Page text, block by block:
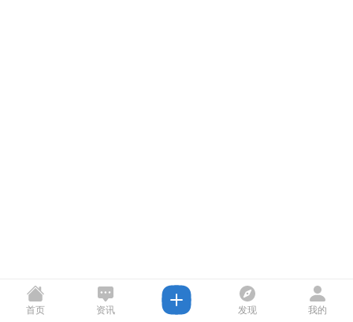
首页 资讯 发现 我的